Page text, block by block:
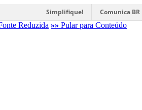
Simplifique! Comunica BR
Reduzida »» Pular para Conteúdo